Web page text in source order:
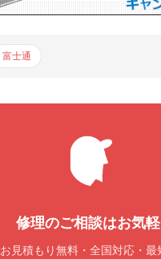
富士通
修理のご相談はお気
お見積もり無料・全国対応・最